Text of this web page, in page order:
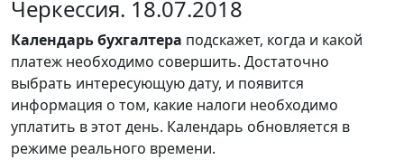
Черкессия. 18.07.2018
Календарьбухгалтера подскажет, когда и какой
платеж необходимо совершить. Достаточно
выбрать интересующую дату, и появится
информация о том, какие налоги необходимо
уплатить в этот день. Календарь обновляется в
режиме реального времени.